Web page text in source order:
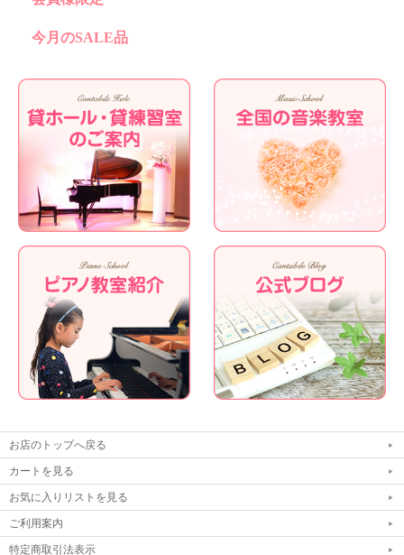
今月のSALE品
お店のトップへ戻る
カートを見る
お気に入りリストを見る
ご利用案内
特定商取引法表示